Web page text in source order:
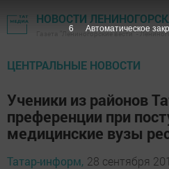
НОВОСТИ
Газета "Лениногорские вести" -
ЦЕНТРАЛЬНЫЕ НОВОСТИ
Ученики из районов
преференции при
медицинские вузы
Татар-информ, 28 сентября
4 Автоматическое